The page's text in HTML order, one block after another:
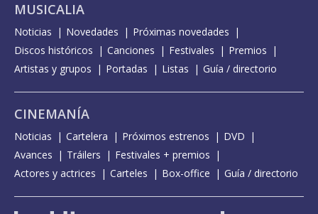
MUSICALIA
Noticias Novedades
Próximas novedades
Discos históricos
Canciones Festivales
Premios
Artistas y grupos
Portadas Listas Guía / directorio
CINEMANÍA
Noticias Cartelera Próximos estrenos
DVD
Avances
Tráilers
Festivales + premios
Actores y actrices
Carteles Box-office Guía / directorio